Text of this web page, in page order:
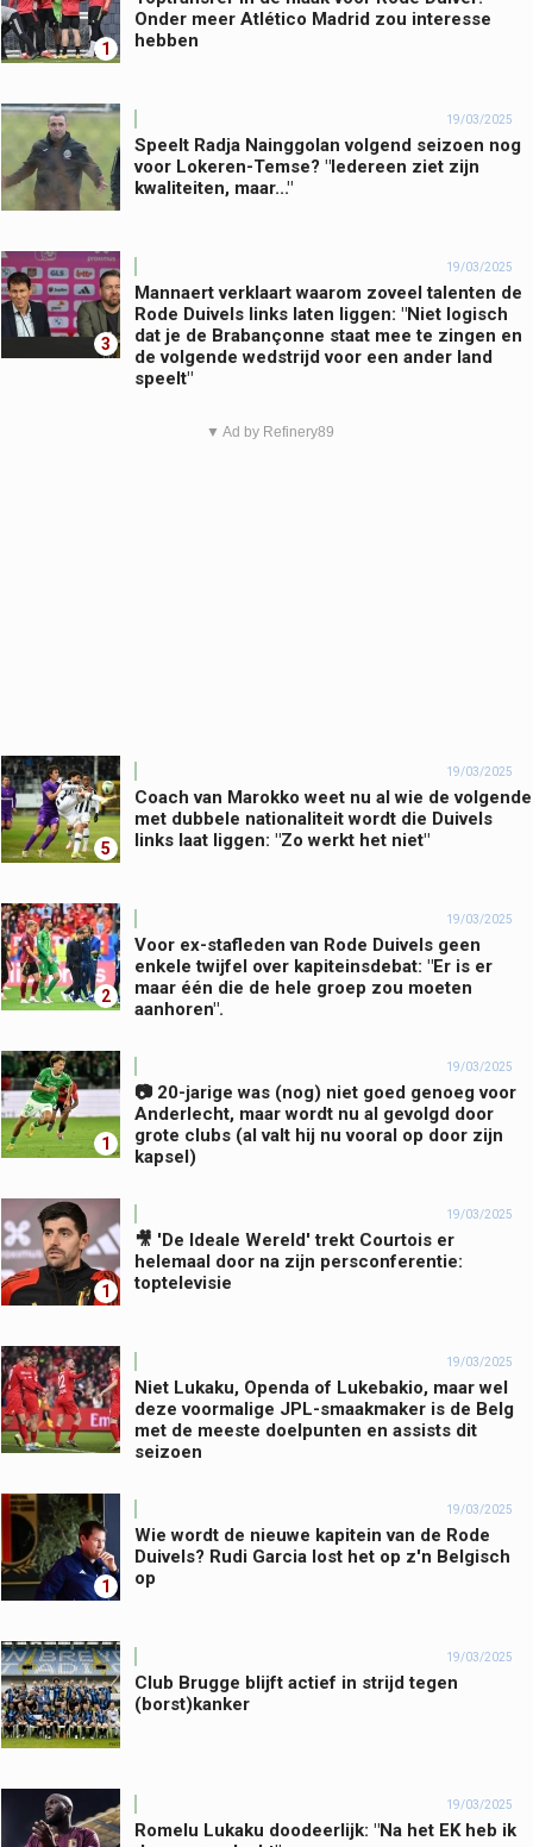
1
Onder meer Atlético Madrid zou interesse
hebben
19/03/2025
Speelt Radja Nainggolan volgend seizoen nog
voor Lokeren-Temse? "Iedereen ziet zijn
kwaliteiten, maar..."
3
19/03/2025
Mannaert verklaart waarom zoveel talenten de
Rode Duivels links laten liggen: "Niet logisch
dat je de Brabançonne staat mee te zingen en
de volgende wedstrijd voor een ander land
speelt"
▼ Ad by Refinery89
5
19/03/2025
Coach van Marokko weet nu al wie de volgende
met dubbele nationaliteit wordt die Duivels
links laat liggen: "Zo werkt het niet"
2
19/03/2025
Voor ex-stafleden van Rode Duivels geen
enkele twijfel over kapiteinsdebat: "Er is er
maar één die de hele groep zou moeten
aanhoren".
1
19/03/2025
📷 20-jarige was (nog) niet goed genoeg voor
Anderlecht, maar wordt nu al gevolgd door
grote clubs (al valt hij nu vooral op door zijn
kapsel)
1
19/03/2025
🎥 'De Ideale Wereld' trekt Courtois er
helemaal door na zijn persconferentie:
toptelevisie
19/03/2025
Niet Lukaku, Openda of Lukebakio, maar wel
deze voormalige JPL-smaakmaker is de Belg
met de meeste doelpunten en assists dit
seizoen
1
19/03/2025
Wie wordt de nieuwe kapitein van de Rode
Duivels? Rudi Garcia lost het op z'n Belgisch
op
19/03/2025
Club Brugge blijft actief in strijd tegen
(borst)kanker
19/03/2025
Romelu Lukaku doodeerlijk: "Na het EK heb ik